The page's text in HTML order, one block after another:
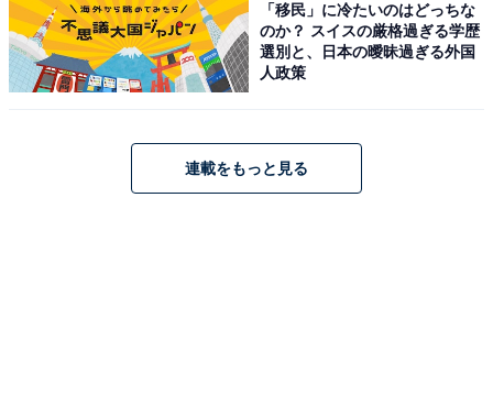
「移民」に冷たいのはどっちな
のか？ スイスの厳格過ぎる学歴
選別と、日本の曖昧過ぎる外国
人政策
連載をもっと見る